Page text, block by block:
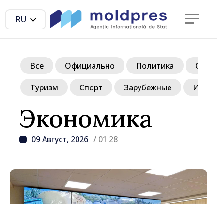
RU
Экономика
09 Август, 2026 / 01:28
Все Официально Политика
Туризм Спорт Зарубежные